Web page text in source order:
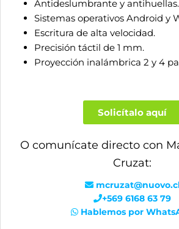
Antideslumbrante y antihuellas.
Sistemas operativos Android y
Escritura de alta velocidad.
Precisión táctil de 1 mm.
Proyección inalámbrica 2 y 4
Solicítalo aquí
O comunícate directo con
Cruzat:
+569 6168 63 79
Hablemos por